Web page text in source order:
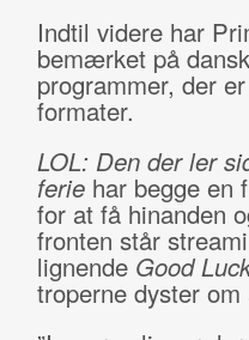
Indtil videre har
bemærket på
programmer, der
formater.
LOL: Den der ler
feriehar begge en
for at få hinanden
fronten står
lignende Good
troperne dyster